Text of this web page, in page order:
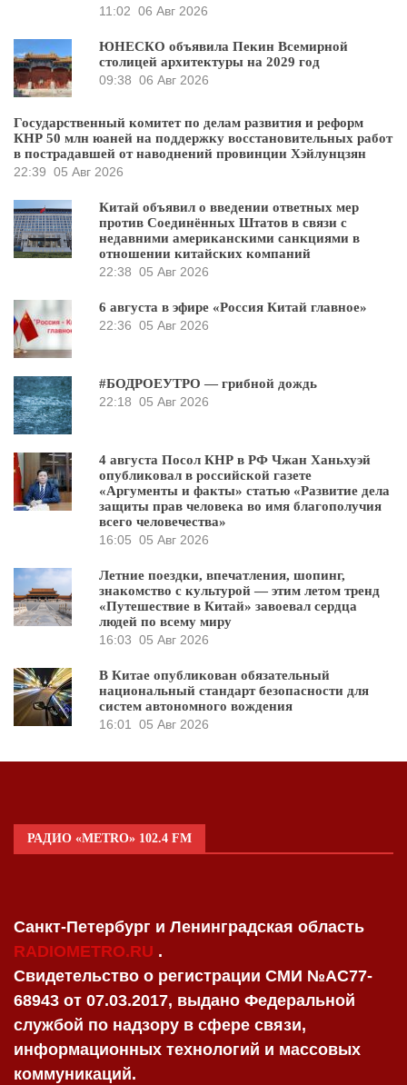
11:02 06 Авг 2026
ЮНЕСКО объявила Пекин Всемирной
столицей архитектуры на 2029 год
09:38 06 Авг 2026
Государственный комитет по делам развития и реформ
КНР 50 млн юаней на поддержку восстановительных работ
в пострадавшей от наводнений провинции Хэйлунцзян
22:39 05 Авг 2026
Китай объявил о введении ответных мер
против Соединённых Штатов в связи с
недавними американскими санкциями в
отношении китайских компаний
22:38 05 Авг 2026
6 августа в эфире «Россия Китай главное»
22:36 05 Авг 2026
#БОДРОЕУТРО — грибной дождь
22:18 05 Авг 2026
4 августа Посол КНР в РФ Чжан Ханьхуэй
опубликовал в российской газете
«Аргументы и факты» статью «Развитие дела
защиты прав человека во имя благополучия
всего человечества»
16:05 05 Авг 2026
Летние поездки, впечатления, шопинг,
знакомство с культурой — этим летом тренд
«Путешествие в Китай» завоевал сердца
людей по всему миру
16:03 05 Авг 2026
В Китае опубликован обязательный
национальный стандарт безопасности для
систем автономного вождения
16:01 05 Авг 2026
РАДИО «METRO» 102.4 FM
Санкт-Петербург и Ленинградская область
RADIOMETRO.RU .
Свидетельство о регистрации СМИ №AC77-
68943 от 07.03.2017, выдано Федеральной
службой по надзору в сфере связи,
информационных технологий и массовых
коммуникаций.